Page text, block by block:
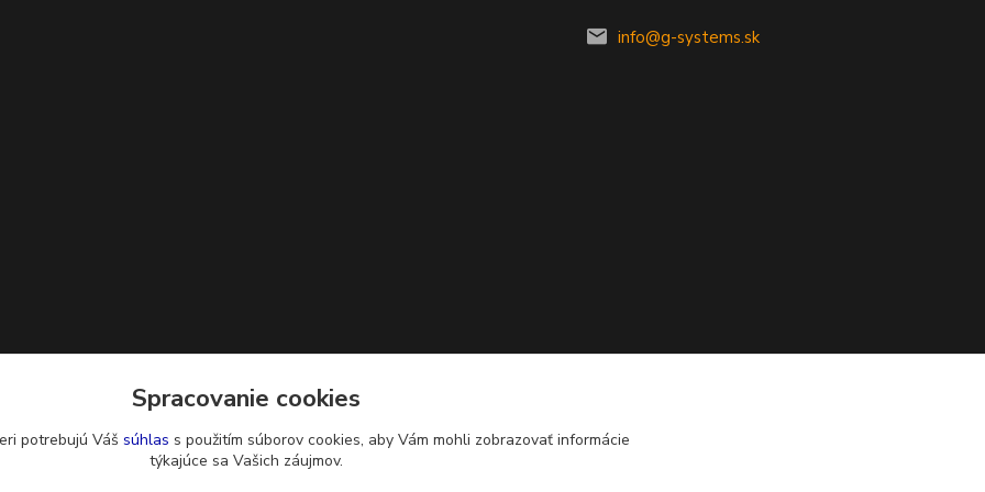
info@g-systems.sk
Spracovanie cookies
potrebujú Váš súhlas s použitím súborov cookies, aby Vám mohli zobrazovať informácie
týkajúce sa Vašich záujmov.